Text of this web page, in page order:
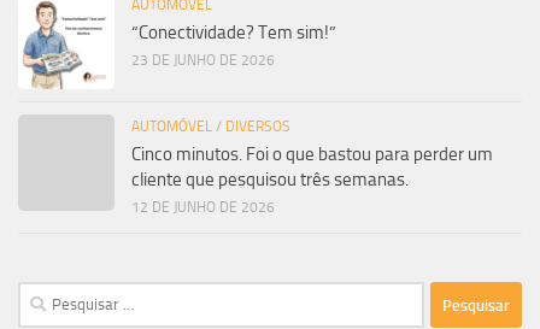
AUTOMÓVEL
“Conectividade? Tem sim!”
23 DE JUNHO DE 2026
AUTOMÓVEL / DIVERSOS
Cinco minutos. Foi o que bastou para perder um
cliente que pesquisou três semanas.
12 DE JUNHO DE 2026
Pesquisar
por: